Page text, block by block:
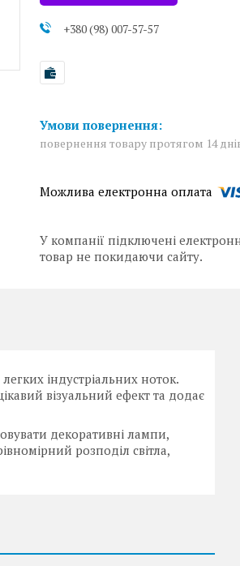
+380 (98) 007-57-57
повернення товару протягом 14
У компанії підключені
товар не покидаючи сайту.
індустріальних ноток.
візуальний ефект та додає
декоративні лампи,
розподіл світла,